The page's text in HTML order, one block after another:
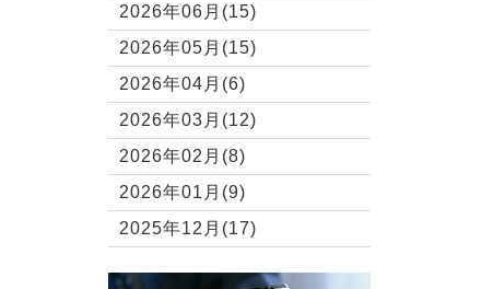
2026年06月(15)
2026年05月(15)
2026年04月(6)
2026年03月(12)
2026年02月(8)
2026年01月(9)
2025年12月(17)